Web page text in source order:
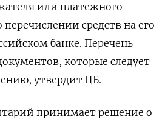
или платежного
перечислении средств на его
банке. Перечень
которые следует
утвердит ЦБ.
принимает решение о